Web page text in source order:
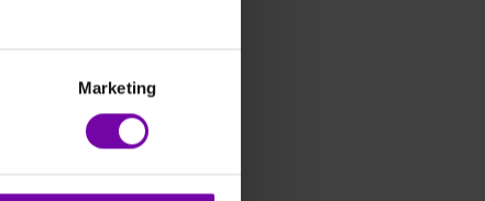
Marketing